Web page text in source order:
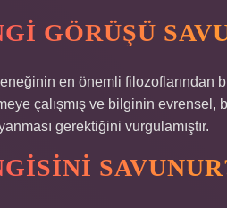
GÖRÜŞÜ
en önemli
çalışmış ve bilginin evrensel,
gerektiğini vurgulamıştır.